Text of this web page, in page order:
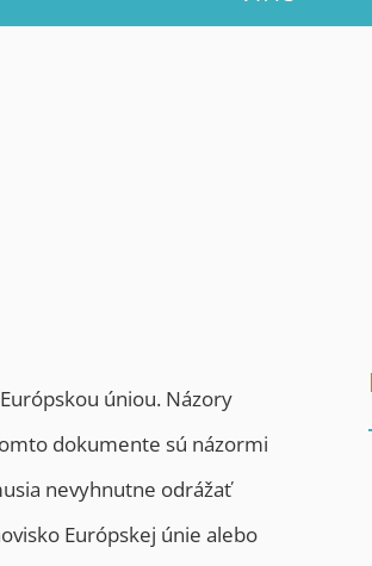
úniou. Názory
dokumente sú názormi
nevyhnutne odrážať
Európskej únie alebo